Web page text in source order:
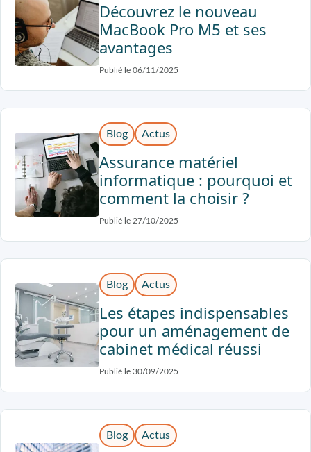
Découvrez le nouveau
MacBook Pro M5 et ses
avantages
Publié le 06/11/2025
Blog Actus
Assurance matériel
informatique : pourquoi et
comment la choisir ?
Publié le 27/10/2025
Blog Actus
Les étapes indispensables
pour un aménagement de
cabinet médical réussi
Publié le 30/09/2025
Blog Actus